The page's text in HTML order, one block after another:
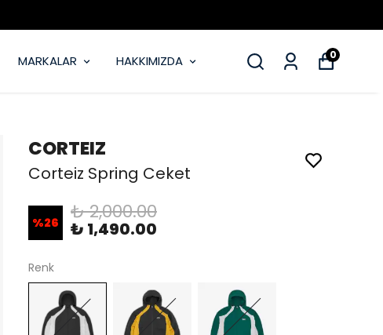
MARKALAR HAKKIMIZDA 0
CORTEIZ
Corteiz Spring Ceket
%26 ₺ 2,000.00
₺ 1,490.00
Renk